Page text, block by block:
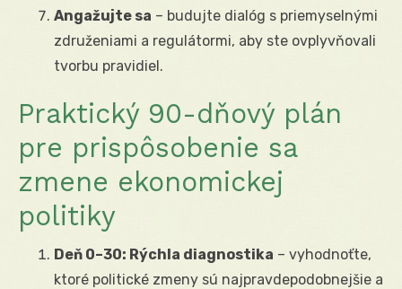
Angažujte sa – budujte dialóg s priemyselnými
združeniami a regulátormi, aby ste ovplyvňovali
tvorbu pravidiel.
Praktický 90-dňový plán
pre prispôsobenie sa
zmene ekonomickej
politiky
Deň 0–30: Rýchla diagnostika – vyhodnoťte,
ktoré politické zmeny sú najpravdepodobnejšie a